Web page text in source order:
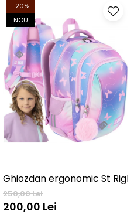
-20%
NOU
Ghiozdan ergonomic St
250,00 Lei
200,00 Lei